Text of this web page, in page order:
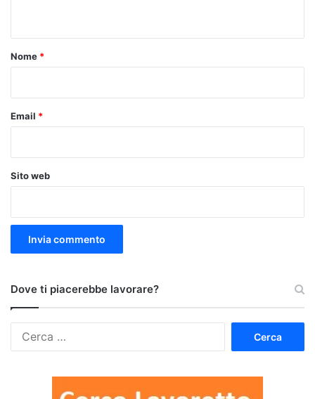
o
Nome *
Email *
Sito web
Dove ti piacerebbe lavorare?